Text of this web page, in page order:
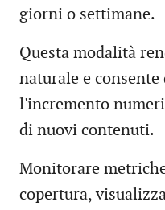
giorni o settimane.
Questa modalità
naturale e consente
l'incremento
di nuovi contenuti.
Monitorare
copertura,